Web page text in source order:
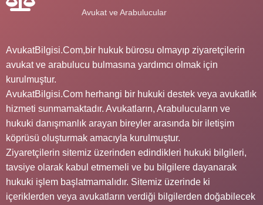
Avukat ve Arabulucular
AvukatBilgisi.Com,bir hukuk bürosu olmayıp ziyaretçilerin
avukat ve arabulucu bulmasına yardımcı olmak için
kurulmuştur.
AvukatBilgisi.Com herhangi bir hukuki destek veya avukatlık
hizmeti sunmamaktadır. Avukatların, Arabulucuların ve
hukuki danışmanlık arayan bireyler arasında bir iletişim
köprüsü oluşturmak amacıyla kurulmuştur.
Ziyaretçilerin sitemiz üzerinden edindikleri hukuki bilgileri,
tavsiye olarak kabul etmemeli ve bu bilgilere dayanarak
hukuki işlem başlatmamalıdır. Sitemiz üzerinde ki
içeriklerden veya avukatların verdiği bilgilerden doğabilecek